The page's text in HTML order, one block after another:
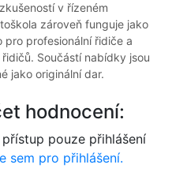
v řízeném
zároveň funguje jako
profesionální řidiče a
Součástí nabídky jsou
jako originální dar.
hodnocení:
pouze přihlášení
sem pro přihlášení.